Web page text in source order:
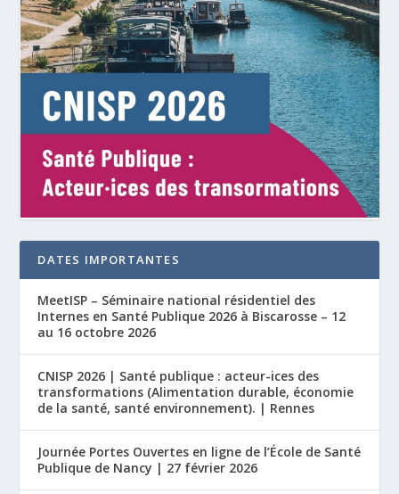
DATES IMPORTANTES
MeetISP – Séminaire national résidentiel des
Internes en Santé Publique 2026 à Biscarosse – 12
au 16 octobre 2026
CNISP 2026 | Santé publique : acteur-ices des
transformations (Alimentation durable, économie
de la santé, santé environnement). | Rennes
Journée Portes Ouvertes en ligne de l’École de Santé
Publique de Nancy | 27 février 2026